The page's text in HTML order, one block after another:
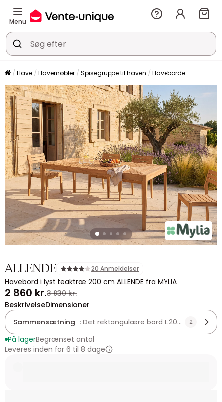
Menu
Have Havemøbler Spisegruppe til haven Haveborde
ALLENDE 20 Anmeldelser
Havebord i lyst teaktræ 200 cm ALLENDE fra MYLIA
2 860 kr.3 830 kr.
BeskrivelseDimensioner
Sammensætning : Det rektangulære bord L.200 cm
2
På lagerBegrænset antal
Leveres inden for 6 til 8 dage